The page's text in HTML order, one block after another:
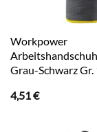
Workpower
Grau-Schwarz Gr.
4,51€